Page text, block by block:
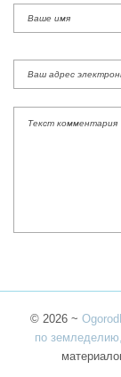
© 2026~
по